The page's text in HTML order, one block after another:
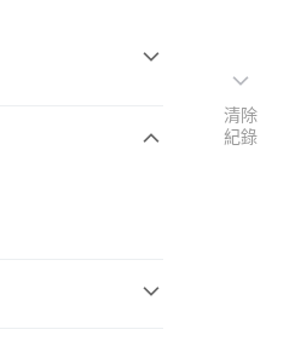
清除
紀錄